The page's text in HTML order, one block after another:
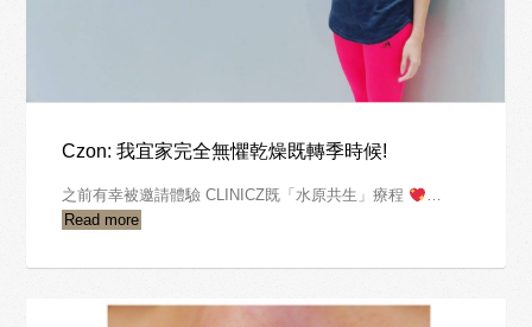
Czon: 我宜家完全無懼乾燥既轉季時候!
之前有幸被邀請體驗 CLINICZ既「水原共生」療程
…
Read more